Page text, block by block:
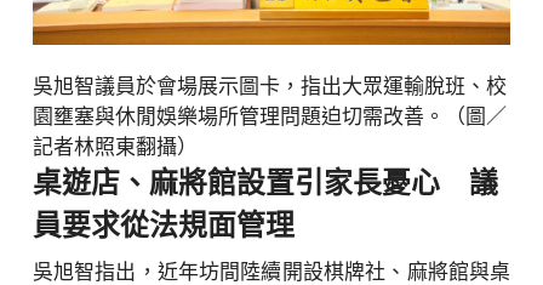
吳旭智議員於會場展示圖卡，指出大眾運輸脫班、校
園壅塞與休閒娛樂場所管理問題迫切需改善。（圖／
記者林照東翻攝）
桌遊店、麻將館設置引家長憂心 議
員要求從法規面管理
吳旭智指出，近年坊間陸續開設棋牌社、麻將館與桌